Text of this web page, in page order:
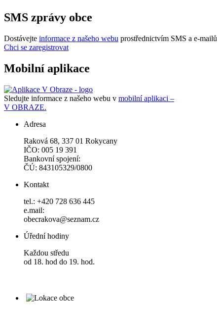
SMS zprávy obce
Dostávejte informace z našeho webu prostřednictvím SMS a e-mailů
Chci se zaregistrovat
Mobilní aplikace
Sledujte informace z našeho webu v mobilní aplikaci –
V OBRAZE.
Adresa
Raková 68, 337 01 Rokycany
IČO: 005 19 391
Bankovní spojení:
ČÚ: 843105329/0800
Kontakt
tel.: +420 728 636 445
e.mail:
obecrakova@seznam.cz
Úřední hodiny
Každou středu
od 18. hod do 19. hod.